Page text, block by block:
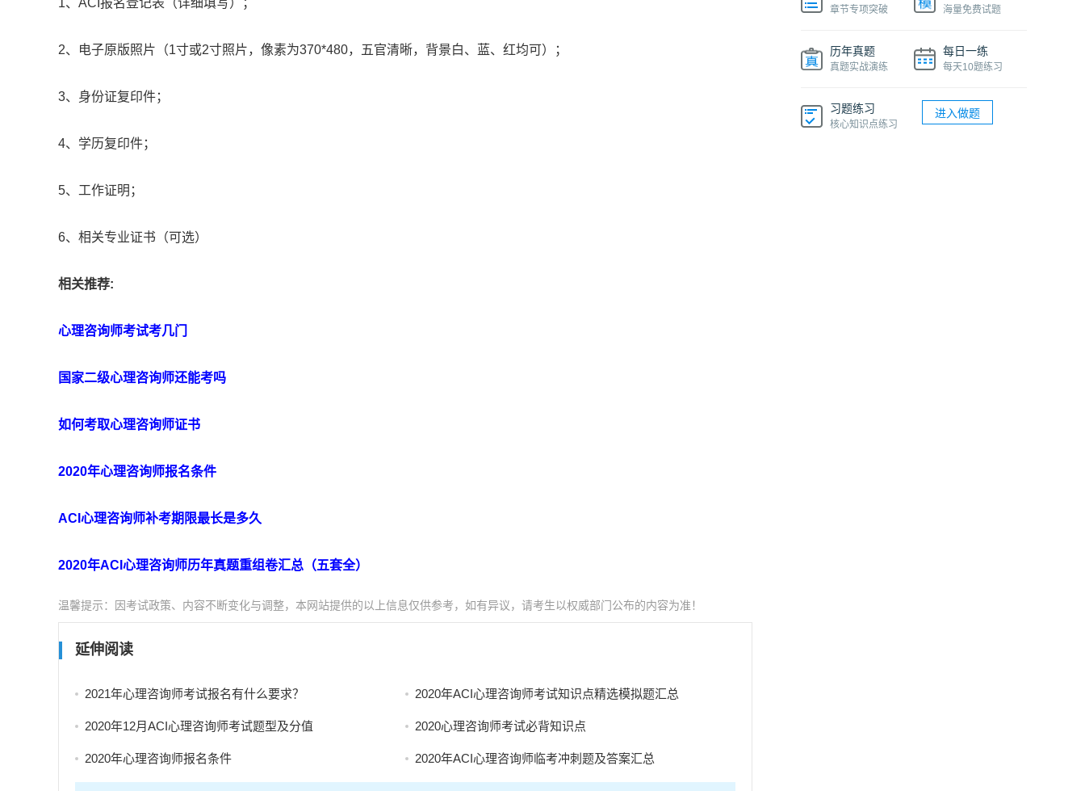
1、ACI报名登记表（详细填写）；
2、电子原版照片（1寸或2寸照片，像素为370*480，五官清晰，背景白、蓝、红均可）；
3、身份证复印件；
4、学历复印件；
5、工作证明；
6、相关专业证书（可选）
相关推荐:
心理咨询师考试考几门
国家二级心理咨询师还能考吗
如何考取心理咨询师证书
2020年心理咨询师报名条件
ACI心理咨询师补考期限最长是多久
2020年ACI心理咨询师历年真题重组卷汇总（五套全）
温馨提示：因考试政策、内容不断变化与调整，本网站提供的以上信息仅供参考，如有异议，请考生以权威部门公布的内容为准！
延伸阅读
2021年心理咨询师考试报名有什么要求？ 2020年ACI心理咨询师考试知识点精选模拟题汇总
2020年12月ACI心理咨询师考试题型及分值 2020心理咨询师考试必背知识点
2020年心理咨询师报名条件 2020年ACI心理咨询师临考冲刺题及答案汇总
章节专项突破 海量免费试题
历年真题
真题实战演练
每日一练
每天10题练习
习题练习
核心知识点练习
进入做题